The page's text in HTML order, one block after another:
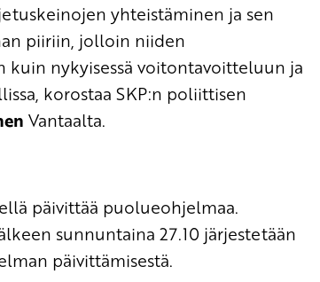
yhteistäminen ja sen
piiriin, jolloin niiden
nykyisessä voitontavoitteluun ja
korostaa SKP:n poliittisen
Vantaalta.
päivittää puolueohjelmaa.
sunnuntaina 27.10 järjestetään
päivittämisestä.